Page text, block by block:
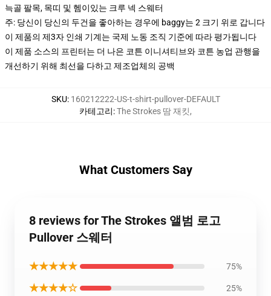
늑골 팔목, 목띠 및 헴이있는 크루 넥 스웨터
주: 당신이 당신의 두건을 좋아하는 경우에 baggy는 2 크기 위로 갑니다
이 제품의 제3자 인쇄 기계는 국제 노동 조직 기준에 따라 평가됩니다
이 제품 소스의 프린터는 더 나은 코튼 이니셔티브와 코튼 농업 관행을
개선하기 위해 최선을 다하고 제조업체의 공백
SKU: 160212222-US-t-shirt-pullover-DEFAULT
카테고리:The Strokes 땀 재킷,
What Customers Say
8 reviews for The Strokes 앨범 로고
Pullover 스웨터
★★★★★ 75%
★★★★☆ 25%